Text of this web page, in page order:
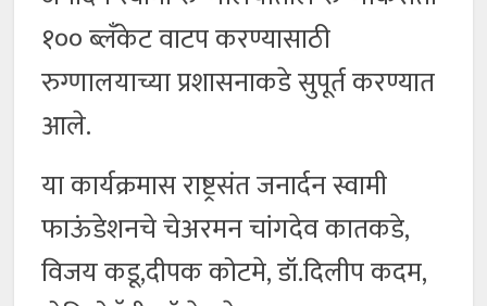
१०० ब्लॅंकेट वाटप करण्यासाठी
रुग्णालयाच्या प्रशासनाकडे सुपूर्त करण्यात
आले.
या कार्यक्रमास राष्ट्रसंत जनार्दन स्वामी
फाऊंडेशनचे चेअरमन चांगदेव कातकडे,
विजय कडू,दीपक कोटमे, डॉ.दिलीप कदम,